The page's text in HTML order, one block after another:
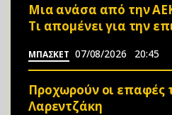
Μια ανάσα από την
Τι απομένει για την
ΜΠΑΣΚΕΤ 07/08/2026 20:45
Προχωρούν οι επαφές
Λαρεντζάκη